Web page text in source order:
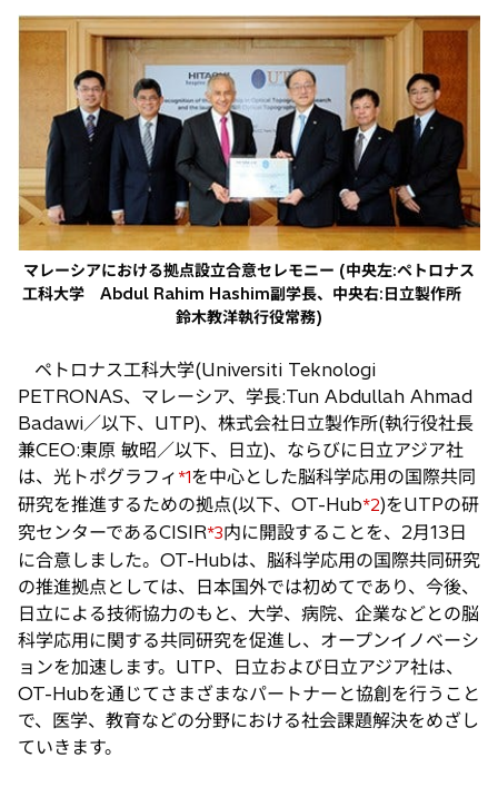
し
い
タ
く
マレーシアにおける拠点設立合意セレモニー (中央左:ペトロナス
工科大学 Abdul Rahim Hashim副学長、中央右:日立製作所
鈴木教洋執行役常務)
ペトロナス工科大学(Universiti Teknologi
PETRONAS、マレーシア、学長:Tun Abdullah Ahmad
Badawi／以下、UTP)、株式会社日立製作所(執行役社長
兼CEO:東原 敏昭／以下、日立)、ならびに日立アジア社
は、光トポグラフィ *1を中心とした脳科学応用の国際共同
研究を推進するための拠点(以下、OT-Hub*2)をUTPの研
究センターであるCISIR*3内に開設することを、2月13日
に合意しました。OT-Hubは、脳科学応用の国際共同研究
の推進拠点としては、日本国外では初めてであり、今後、
日立による技術協力のもと、大学、病院、企業などとの脳
科学応用に関する共同研究を促進し、オープンイノベーシ
ョンを加速します。UTP、日立および日立アジア社は、
OT-Hubを通じてさまざまなパートナーと協創を行うこと
で、医学、教育などの分野における社会課題解決をめざし
ていきます。